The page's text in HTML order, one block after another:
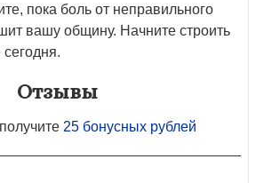
пока боль от неправильного
вашу общину. Начните строить
Отзывы
25 бонусных рублей